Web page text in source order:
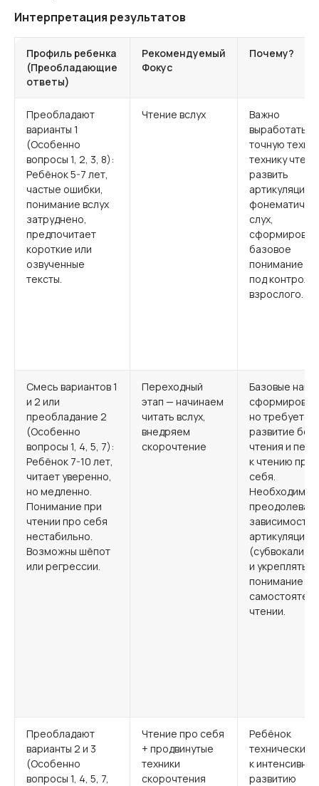
Интерпретация результатов
Профиль ребенка
(Преобладающие
ответы)
Рекомендуемый
Фокус
Почему?
Преобладают
варианты 1
(Особенно
вопросы 1, 2, 3, 8):
Ребёнок 5-7 лет,
частые ошибки,
понимание вслух
затруднено,
предпочитает
короткие или
озвученные
тексты.
Чтение вслух
Важно
выработать
точную
технику
развить
артикуляцию,
слух,
базовое
понимание
под
взрослого.
Смесь вариантов 1
и 2 или
преобладание 2
(Особенно
вопросы 1, 4, 5, 7):
Ребёнок 7-10 лет,
читает уверенно,
но медленно.
Понимание при
чтении про себя
нестабильно.
Возможны шёпот
или регрессии.
Переходный
этап — начинаем
читать вслух,
внедряем
скорочтение
Базовые
но требуется
развитие
чтения и
к чтению про
себя.
Необходимо
преодолевать
зависимость
артикуляции
и укреплять
понимание
чтении.
Преобладают
варианты 2 и 3
(Особенно
вопросы 1, 4, 5, 7,
Чтение про себя
+ продвинутые
техники
скорочтения
Ребёнок
технически
к
развитию